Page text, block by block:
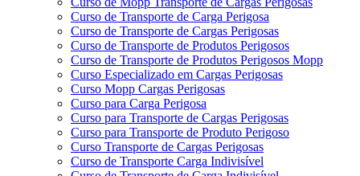
Curso de Transporte de Carga Perigosa
Curso de Transporte de Cargas Perigosas
Curso de Transporte de Produtos Perigosos
Curso de Transporte de Produtos Perigosos Mopp
Curso Especializado em Cargas Perigosas
Curso Mopp Cargas Perigosas
Curso para Carga Perigosa
Curso para Transporte de Cargas Perigosas
Curso para Transporte de Produto Perigoso
Curso Transporte de Cargas Perigosas
Curso de Transporte Carga Indivisível